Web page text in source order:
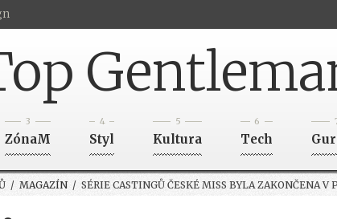
3
ZónaM
4
Styl
5
Kultura
6
Tech
/ MAGAZÍN / SÉRIE CASTINGŮ ČESKÉ MISS BYLA ZAKONČENA V